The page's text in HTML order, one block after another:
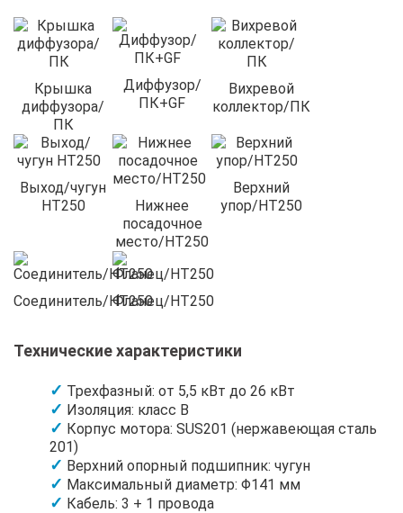
Крышка
диффузора/
ПК
Диффузор/
ПК+GF
Вихревой
коллектор/ПК
Выход/чугун
HT250
Нижнее
посадочное
место/HT250
Верхний
упор/HT250
Соединитель/HT250Фланец/HT250
Технические характеристики
Трехфазный: от 5,5 кВт до 26 кВт
Изоляция: класс B
Корпус мотора: SUS201 (нержавеющая сталь
201)
Верхний опорный подшипник: чугун
Максимальный диаметр: Φ141 мм
Кабель: 3 + 1 провода